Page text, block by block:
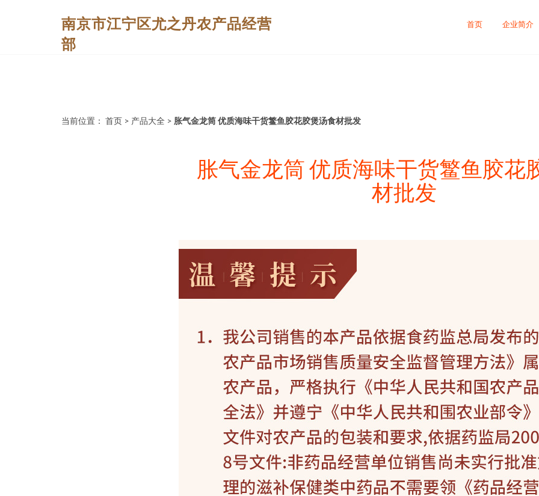
南京市江宁区尤之丹农产品经营
部
首页 企业简介
当前位置： 首页 > 产品大全 > 胀气金龙筒 优质海味干货鳘鱼胶花胶煲汤食材批发
胀气金龙筒 优质海味干货鳘鱼胶花
材批发